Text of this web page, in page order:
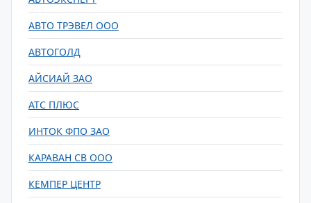
АВТО ТРЭВЕЛ ООО
АВТОГОЛД
АЙСИАЙ ЗАО
АТС ПЛЮС
ИНТОК ФПО ЗАО
КАРАВАН СВ ООО
КЕМПЕР ЦЕНТР